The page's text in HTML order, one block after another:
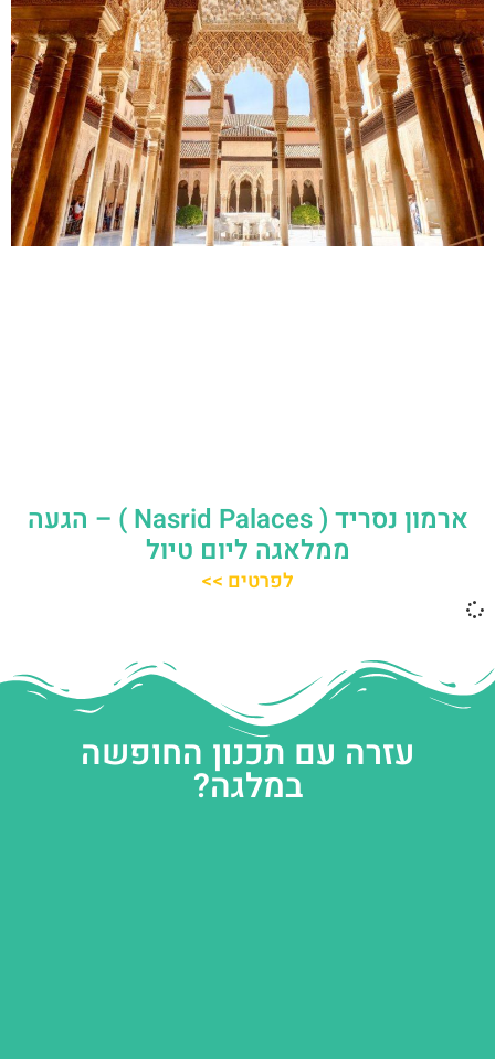
ארמון נסריד ( Nasrid Palaces ) – הגעה
ממלאגה ליום טיול
לפרטים >>
עזרה עם תכנון החופשה
במלגה?